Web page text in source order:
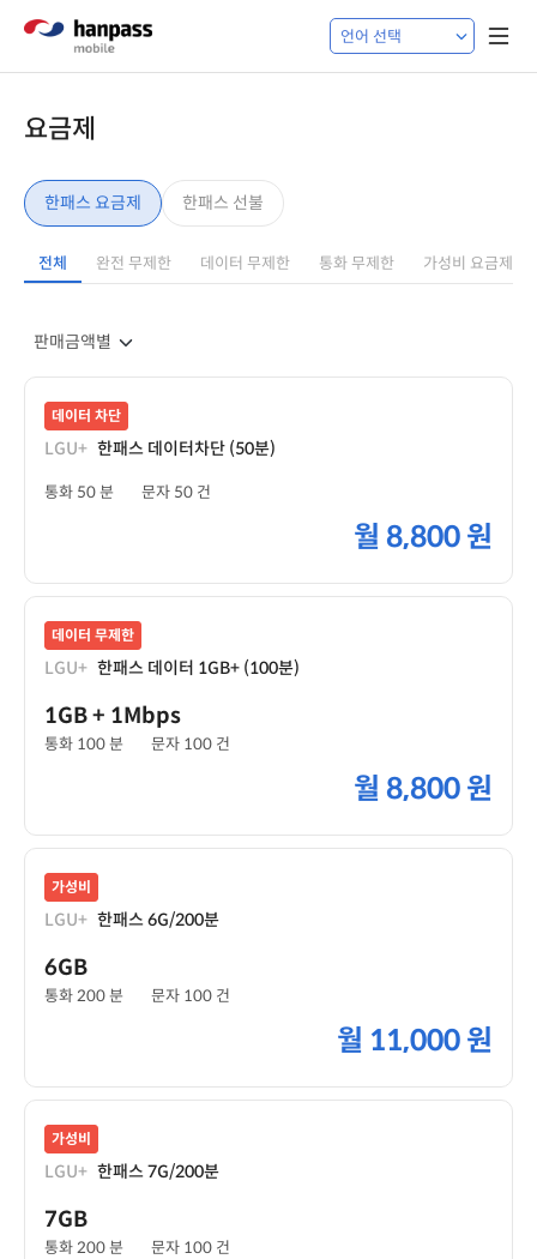
요금제
한패스 요금제 한패스 선불
전체 완전 무제한 데이터 무제한 통화 무제한 가성비 요금제
데이터 차단
LGU+ 한패스 데이터차단 (50분)
통화 50 분 문자 50 건
월 8,800 원
데이터 무제한
LGU+ 한패스 데이터 1GB+ (100분)
1GB+ 1Mbps
통화 100 분 문자 100 건
월 8,800 원
가성비
LGU+ 한패스 6G/200분
6GB
통화 200 분 문자 100 건
월 11,000 원
가성비
LGU+ 한패스 7G/200분
7GB
통화 200 분 문자 100 건